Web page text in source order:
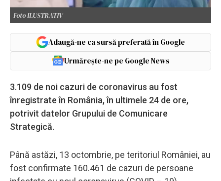
Foto ILUSTRATIV
Adaugă-ne ca sursă preferată în Google
Urmărește-ne pe Google News
3.109 de noi cazuri de coronavirus au fost
înregistrate în România, în ultimele 24 de ore,
potrivit datelor Grupului de Comunicare
Strategică.
Până astăzi, 13 octombrie, pe teritoriul României, au
fost confirmate 160.461 de cazuri de persoane